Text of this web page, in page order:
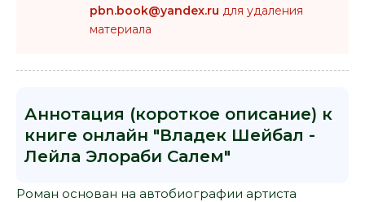
pbn.book@yandex.ru для удаления
материала
Аннотация (короткое описание) к
книге онлайн "Владек Шейбал -
Лейла Элораби Салем"
Роман основан на автобиографии артиста